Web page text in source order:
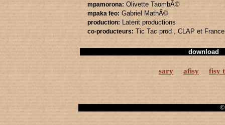
mpamorona: Olivette TaombÃ©
mpaka feo: Gabriel MathÃ©
production: Laterit productions
co-producteurs: Tic Tac prod , CLAP et
download
sary afisy fisy
©